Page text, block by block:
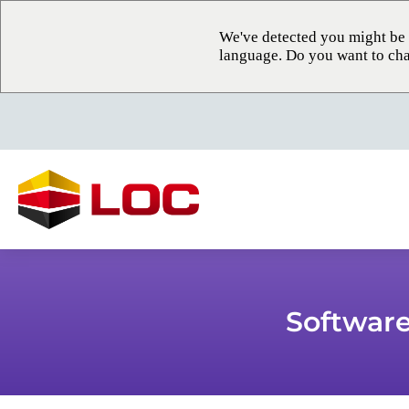
We've detected you might
language. Do you want to